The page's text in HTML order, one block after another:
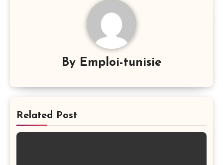
By Emploi-tunisie
Related Post